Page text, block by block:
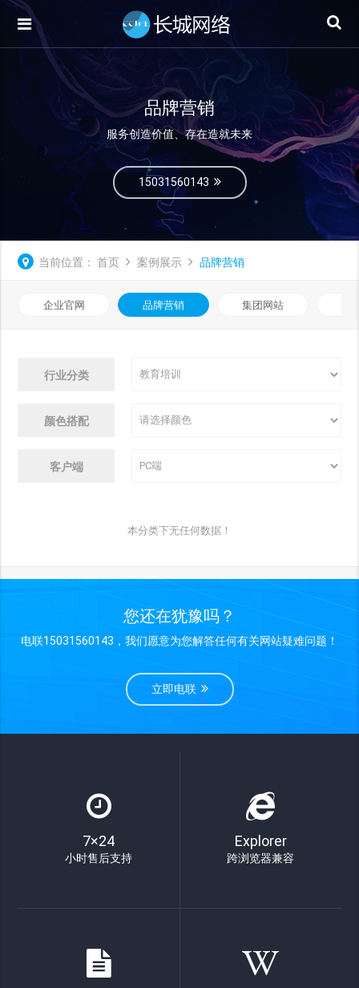
品牌营销
服务创造价值、存在造就未来
15031560143
当前位置： 首页 案例展示 品牌营销
企业官网 品牌营销 集团网站
行业分类
颜色搭配
客户端
本分类下无任何数据！
您还在犹豫吗？
电联15031560143，我们愿意为您解答任何有关网站疑难问题！
立即电联
7×24
小时售后支持
Explorer
跨浏览器兼容